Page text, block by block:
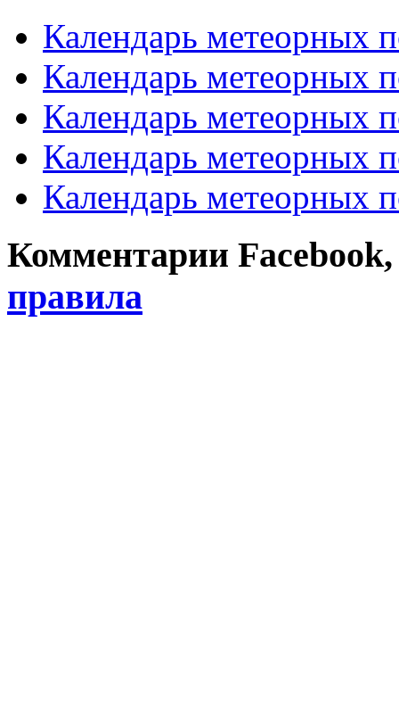
Календарь метеорных
Календарь метеорных
Календарь метеорных
Календарь метеорных
Календарь метеорных
Комментарии
правила